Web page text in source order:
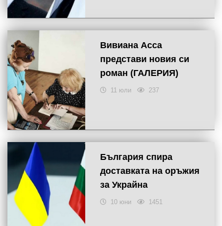
Вивиана Асса
представи новия си
роман (ГАЛЕРИЯ)
11 юли 237
България спира
доставката на оръжия
за Украйна
10 юни 1451